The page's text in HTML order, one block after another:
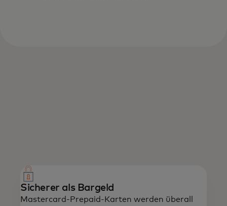
Sicherer als Bargeld
Mastercard-Prepaid-Karten werden überall